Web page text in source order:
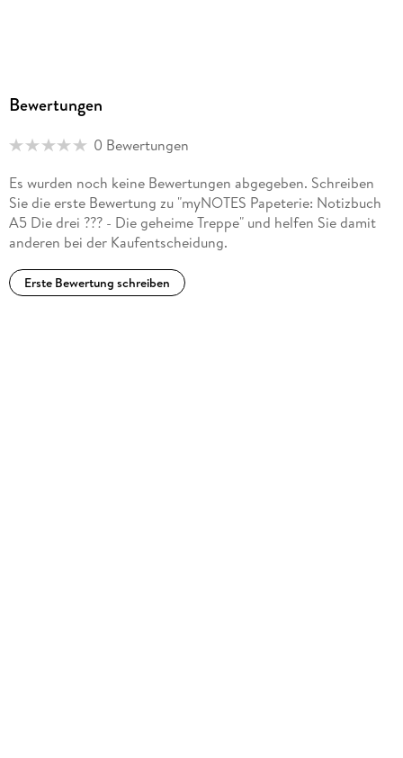
Bewertungen
0 Bewertungen
Es wurden noch keine Bewertungen abgegeben. Schreiben
Sie die erste Bewertung zu "myNOTES Papeterie: Notizbuch
A5 Die drei ??? - Die geheime Treppe" und helfen Sie damit
anderen bei der Kaufentscheidung.
Erste Bewertung schreiben